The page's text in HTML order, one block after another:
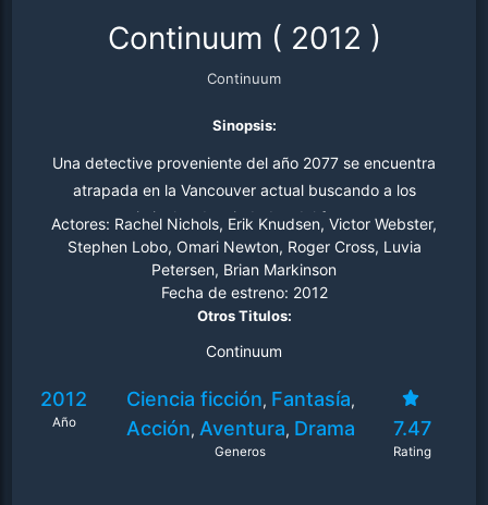
Continuum ( 2012 )
Continuum
Sinopsis:
Una detective proveniente del año 2077 se encuentra
atrapada en la Vancouver actual buscando a los
criminales despiadados del futuro.
Actores: Rachel Nichols, Erik Knudsen, Victor Webster,
Stephen Lobo, Omari Newton, Roger Cross, Luvia
Petersen, Brian Markinson
Fecha de estreno: 2012
Otros Titulos:
Continuum
2012
Año
Ciencia ficción, Fantasía,
Acción, Aventura, Drama
Generos
7.47
Rating